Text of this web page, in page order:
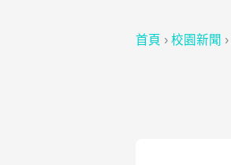
首頁 › 校園新聞 ›